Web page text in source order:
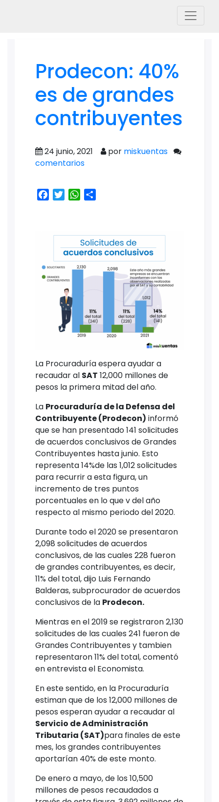
Prodecon: 40%
es de grandes
contribuyentes
24 junio, 2021 por miskuentas
comentarios
Facebook
TwitterWhatsApp
La Procuraduría espera ayudar a
recaudar al SAT 12,000 millones de
pesos la primera mitad del año.
La Procuraduría de la Defensa del
Contribuyente (Prodecon) informó
que se han presentado 141 solicitudes
de acuerdos conclusivos de Grandes
Contribuyentes hasta junio. Esto
representa 14%de las 1,012 solicitudes
para recurrir a esta figura, un
incremento de tres puntos
porcentuales en lo que v del año
respecto al mismo periodo del 2020.
Durante todo el 2020 se presentaron
2,098 solicitudes de acuerdos
conclusivos, de las cuales 228 fueron
de grandes contribuyentes, es decir,
11% del total, dijo Luis Fernando
Balderas, subprocurador de acuerdos
conclusivos de la Prodecon.
Mientras en el 2019 se registraron 2,130
solicitudes de las cuales 241 fueron de
Grandes Contribuyentes y tambien
representaron 11% del total, comentó
en entrevista el Economista.
En este sentido, en la Procuraduría
estiman que de los 12,000 millones de
pesos esperan ayudar a recaudar al
Servicio de Administración
Tributaria (SAT)para finales de este
mes, los grandes contribuyentes
aportarían 40% de este monto.
De enero a mayo, de los 10,500
millones de pesos recaudados a